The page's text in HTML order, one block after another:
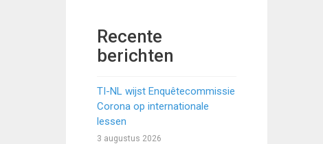
Recente
berichten
TI-NL wijst Enquêtecommissie
Corona op internationale
lessen
3 augustus 2026